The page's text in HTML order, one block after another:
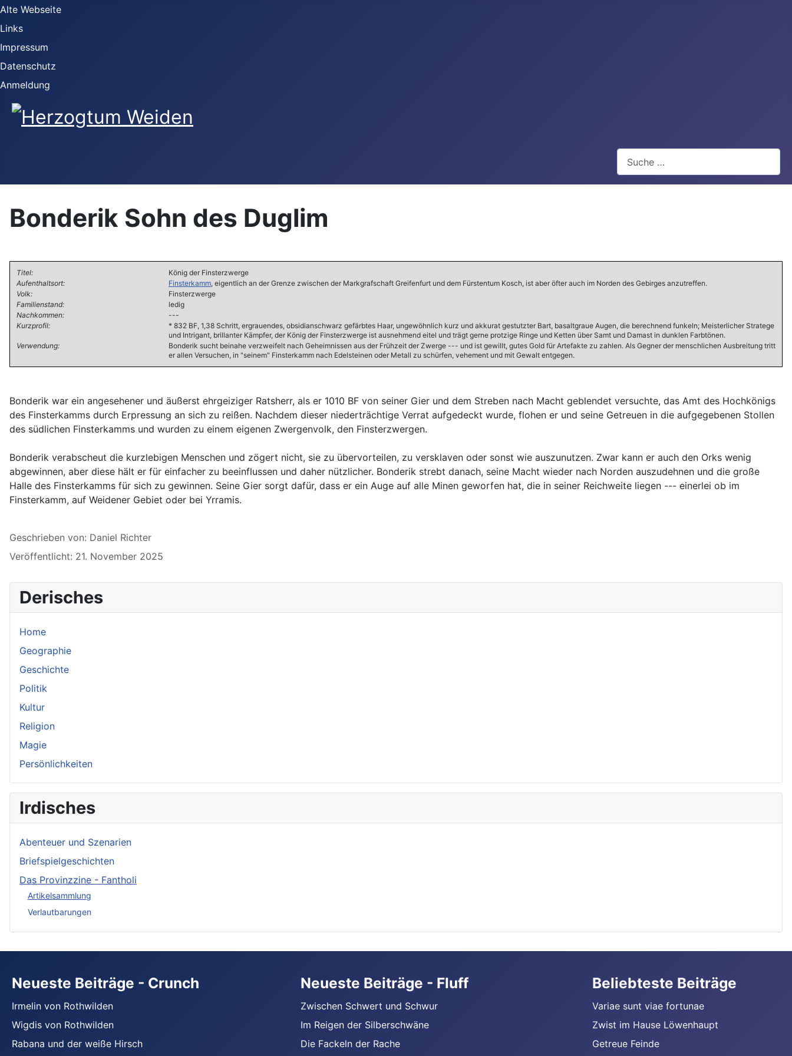
Alte Webseite
Links
Impressum
Datenschutz
Anmeldung
Derisches
Home
Geographie
Geschichte
Politik
Kultur
Religion
Magie
Persönlichkeiten
Irdisches
Abenteuer und Szenarien
Briefspielgeschichten
Das Provinzzine - Fantholi
Artikelsammlung
Verlautbarungen
Bonderik Sohn des Duglim
Titel:
König der Finsterzwerge
Aufenthaltsort:
Finsterkamm, eigentlich an der Grenze zwischen der Markgrafschaft Greifenfurt und dem Fürstentum Kosch, ist aber öfter auch im Norden des Gebirges anzutreffen.
Volk:
Finsterzwerge
Familienstand:
ledig
Nachkommen:
---
Kurzprofil:
* 832 BF, 1,38 Schritt, ergrauendes, obsidianschwarz gefärbtes Haar, ungewöhnlich kurz und akkurat gestutzter Bart, basaltgraue Augen, die berechnend funkeln; Meisterlicher Stratege
und Intrigant, brillanter Kämpfer, der König der Finsterzwerge ist ausnehmend eitel und trägt gerne protzige Ringe und Ketten über Samt und Damast in dunklen Farbtönen.
Verwendung:
Bonderik sucht beinahe verzweifelt nach Geheimnissen aus der Frühzeit der Zwerge --- und ist gewillt, gutes Gold für Artefakte zu zahlen. Als Gegner der menschlichen Ausbreitung tritt
er allen Versuchen, in "seinem" Finsterkamm nach Edelsteinen oder Metall zu schürfen, vehement und mit Gewalt entgegen.
Bonderik war ein angesehener und äußerst ehrgeiziger Ratsherr, als er 1010 BF von seiner Gier und dem Streben nach Macht geblendet versuchte, das Amt des Hochkönigs
des Finsterkamms durch Erpressung an sich zu reißen. Nachdem dieser niederträchtige Verrat aufgedeckt wurde, flohen er und seine Getreuen in die aufgegebenen Stollen
des südlichen Finsterkamms und wurden zu einem eigenen Zwergenvolk, den Finsterzwergen.
Bonderik verabscheut die kurzlebigen Menschen und zögert nicht, sie zu übervorteilen, zu versklaven oder sonst wie auszunutzen. Zwar kann er auch den Orks wenig
abgewinnen, aber diese hält er für einfacher zu beeinflussen und daher nützlicher. Bonderik strebt danach, seine Macht wieder nach Norden auszudehnen und die große
Halle des Finsterkamms für sich zu gewinnen. Seine Gier sorgt dafür, dass er ein Auge auf alle Minen geworfen hat, die in seiner Reichweite liegen --- einerlei ob im
Finsterkamm, auf Weidener Gebiet oder bei Yrramis.
Details
Geschrieben von: Daniel Richter
Veröffentlicht: 21. November 2025
Neueste Beiträge - Crunch
Irmelin von Rothwilden
Wigdis von Rothwilden
Rabana und der weiße Hirsch
Neueste Beiträge - Fluff
Zwischen Schwert und Schwur
Im Reigen der Silberschwäne
Die Fackeln der Rache
Beliebteste Beiträge
Variae sunt viae fortunae
Zwist im Hause Löwenhaupt
Getreue Feinde